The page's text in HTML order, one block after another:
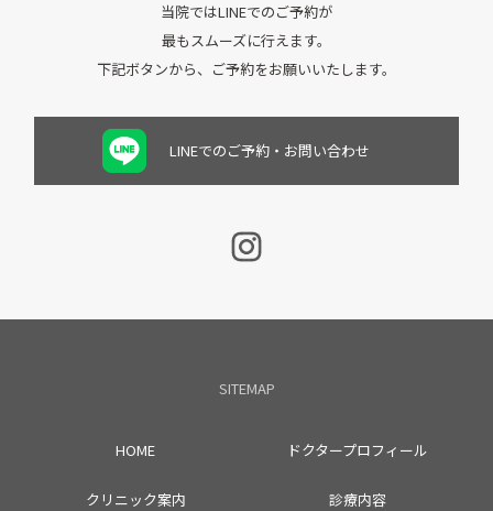
当院ではLINEでのご予約が
最もスムーズに行えます。
下記ボタンから、ご予約をお願いいたします。
LINEでのご予約・お問い合わせ
SITEMAP
HOME ドクタープロフィール
クリニック案内 診療内容